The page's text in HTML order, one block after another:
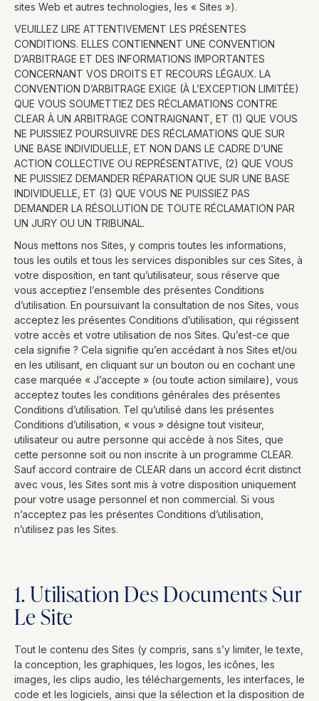
sites Web et autres technologies, les « Sites »).
VEUILLEZ LIRE ATTENTIVEMENT LES PRÉSENTES
CONDITIONS. ELLES CONTIENNENT UNE CONVENTION
D’ARBITRAGE ET DES INFORMATIONS IMPORTANTES
CONCERNANT VOS DROITS ET RECOURS LÉGAUX. LA
CONVENTION D’ARBITRAGE EXIGE (À L’EXCEPTION LIMITÉE)
QUE VOUS SOUMETTIEZ DES RÉCLAMATIONS CONTRE
CLEAR À UN ARBITRAGE CONTRAIGNANT, ET (1) QUE VOUS
NE PUISSIEZ POURSUIVRE DES RÉCLAMATIONS QUE SUR
UNE BASE INDIVIDUELLE, ET NON DANS LE CADRE D’UNE
ACTION COLLECTIVE OU REPRÉSENTATIVE, (2) QUE VOUS
NE PUISSIEZ DEMANDER RÉPARATION QUE SUR UNE BASE
INDIVIDUELLE, ET (3) QUE VOUS NE PUISSIEZ PAS
DEMANDER LA RÉSOLUTION DE TOUTE RÉCLAMATION PAR
UN JURY OU UN TRIBUNAL.
Nous mettons nos Sites, y compris toutes les informations,
tous les outils et tous les services disponibles sur ces Sites, à
votre disposition, en tant qu’utilisateur, sous réserve que
vous acceptiez l’ensemble des présentes Conditions
d’utilisation. En poursuivant la consultation de nos Sites, vous
acceptez les présentes Conditions d’utilisation, qui régissent
votre accès et votre utilisation de nos Sites. Qu’est-ce que
cela signifie ? Cela signifie qu’en accédant à nos Sites et/ou
en les utilisant, en cliquant sur un bouton ou en cochant une
case marquée « J’accepte » (ou toute action similaire), vous
acceptez toutes les conditions générales des présentes
Conditions d’utilisation. Tel qu’utilisé dans les présentes
Conditions d’utilisation, « vous » désigne tout visiteur,
utilisateur ou autre personne qui accède à nos Sites, que
cette personne soit ou non inscrite à un programme CLEAR.
Sauf accord contraire de CLEAR dans un accord écrit distinct
avec vous, les Sites sont mis à votre disposition uniquement
pour votre usage personnel et non commercial. Si vous
n’acceptez pas les présentes Conditions d’utilisation,
n’utilisez pas les Sites.
1. Utilisation Des Documents Sur
Le Site
Tout le contenu des Sites (y compris, sans s’y limiter, le texte,
la conception, les graphiques, les logos, les icônes, les
images, les clips audio, les téléchargements, les interfaces, le
code et les logiciels, ainsi que la sélection et la disposition de